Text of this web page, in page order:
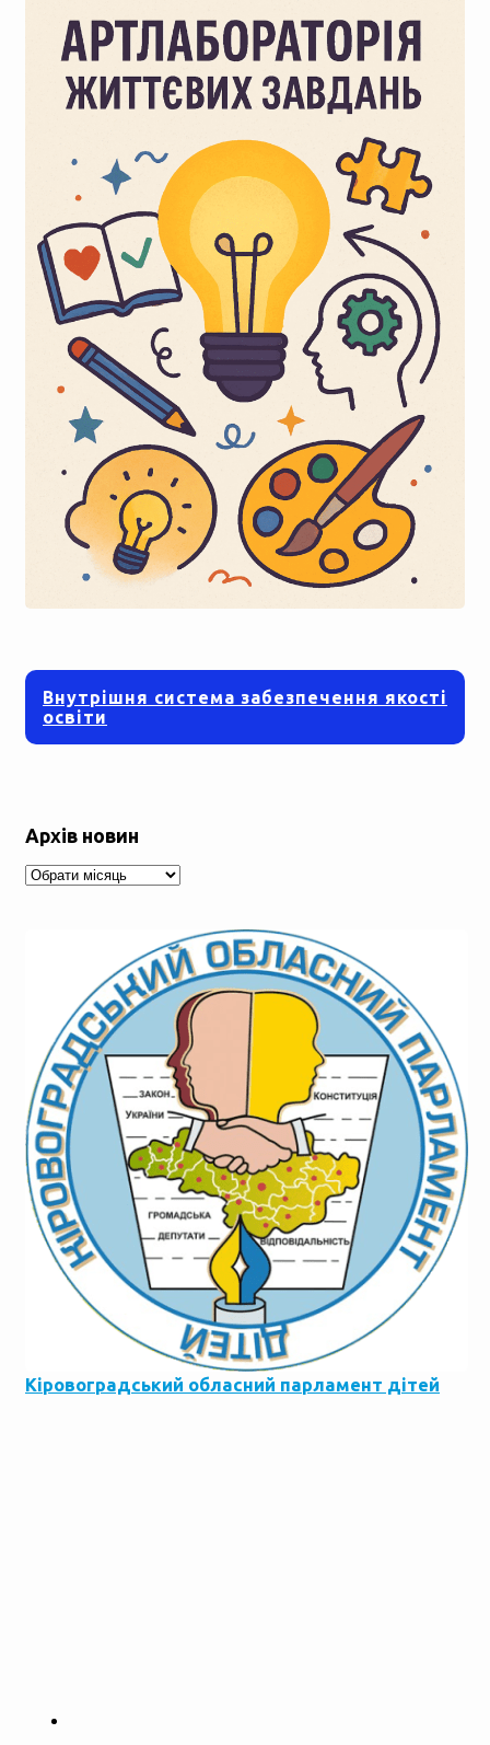
Внутрішня система забезпечення якості
освіти
Архів новин
Архів
новин
Кіровоградський обласний парламент дітей